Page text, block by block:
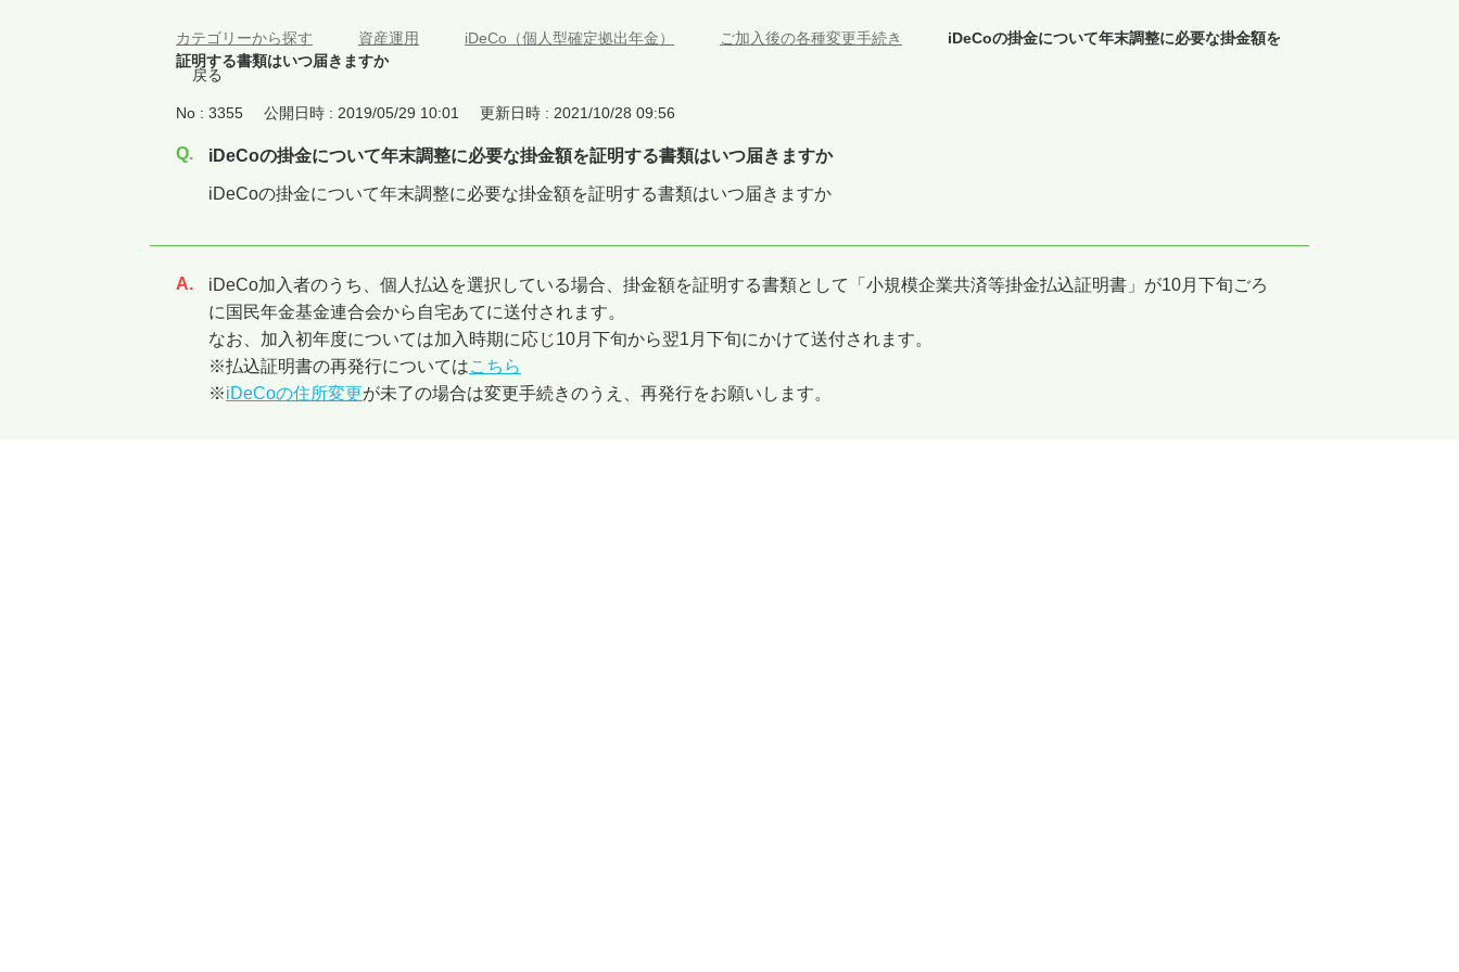
カテゴリーから探す 資産運用 iDeCo（個人型確定拠出年金） ご加入後の各種変更手続き
iDeCoの掛金について年末調整に必要な掛金額を
証明する書類はいつ届きますか
戻る
No : 3355 公開日時 : 2019/05/29 10:01 更新日時 : 2021/10/28 09:56
iDeCoの掛金について年末調整に必要な掛金額を証明する書類はいつ届きますか
iDeCoの掛金について年末調整に必要な掛金額を証明する書類はいつ届きますか
回答
iDeCo加入者のうち、個人払込を選択している場合、掛金額を証明する書類として「小規模企業共済等掛金払込証明書」が10月下旬ごろ
に国民年金基金連合会から自宅あてに送付されます。
なお、加入初年度については加入時期に応じ10月下旬から翌1月下旬にかけて送付されます。
※払込証明書の再発行についてはこちら
※iDeCoの住所変更が未了の場合は変更手続きのうえ、再発行をお願いします。